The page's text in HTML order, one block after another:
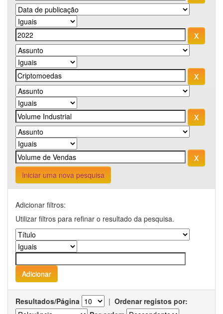
Iniciar uma nova pesquisa
Adicionar filtros:
Utilizar filtros para refinar o resultado da pesquisa.
Resultados/Página | Ordenar registos por: